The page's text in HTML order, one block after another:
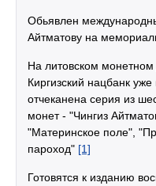
Обьявлен
Айтматову на
На литовском
Киргизский нацбанк
отчеканена серия из
монет - "Чингиз
"Материнское поле",
пароход" [1]
Готовятся к изданию